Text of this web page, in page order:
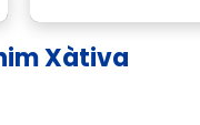
Xàtiva